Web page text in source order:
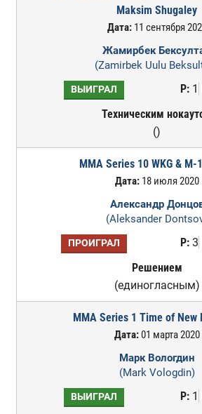
Maksim Shugaley
Дата:11 сентября
Жамирбек
(Zamirbek Uulu
ВЫИГРАЛ Р:1
Техническим
()
MMA Series 10 WKG & M-
Дата:18 июля 2020
Александр
(Aleksander
ПРОИГРАЛ Р:3
Решением
(единогласным)
MMA Series 1 Time of New
Дата:01 марта 2020
Марк Вологдин
(Mark Vologdin)
ВЫИГРАЛ Р:1